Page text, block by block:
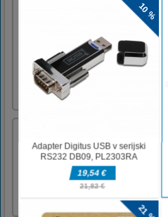
Dobrodošel
svoje talente.
obarvajte v
svetle barve
sirena in
ravnodušne.
delite rezultat s prijat [...]
V tej
okusno sadno